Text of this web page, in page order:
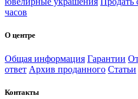
часов
О центре
Общая информация Гарантии
ответ Архив проданного Статьи
Контакты